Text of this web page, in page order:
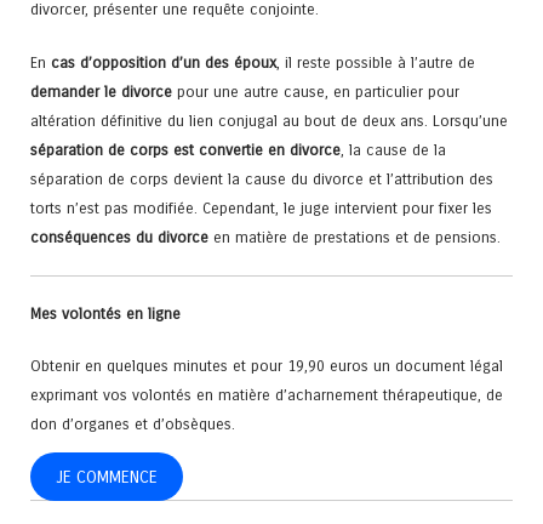
divorcer, présenter une requête conjointe.
En cas d’opposition d’un des époux, il reste possible à l’autre de
demander le divorce pour une autre cause, en particulier pour
altération définitive du lien conjugal au bout de deux ans. Lorsqu’une
séparation de corps est convertie en divorce , la cause de la
séparation de corps devient la cause du divorce et l’attribution des
torts n’est pas modifiée. Cependant, le juge intervient pour fixer les
conséquences du divorce en matière de prestations et de pensions.
Mes volontés en ligne
Obtenir en quelques minutes et pour 19,90 euros un document légal
exprimant vos volontés en matière d’acharnement thérapeutique, de
don d’organes et d’obsèques.
JE COMMENCE